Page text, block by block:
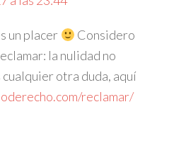
un placer
Considero
la nulidad no
otra duda, aquí
reclamar/